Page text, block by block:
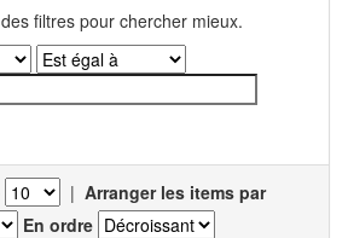
filtres pour chercher mieux.
| Arranger les items par
En ordre